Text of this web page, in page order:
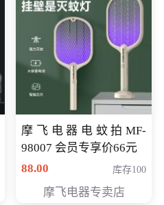
摩飞电器电蚊拍MF-
98007 会员专享价66元
88.00
库存100
摩飞电器专卖店